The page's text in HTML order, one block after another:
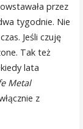
przez
tygodnie. Nie
Jeśli czuję
Tak też
lata
Metal
z